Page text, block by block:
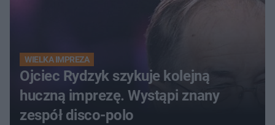
WIELKA IMPREZA
Ojciec Rydzyk szykuje kolejną
huczną imprezę. Wystąpi znany
zespół disco-polo